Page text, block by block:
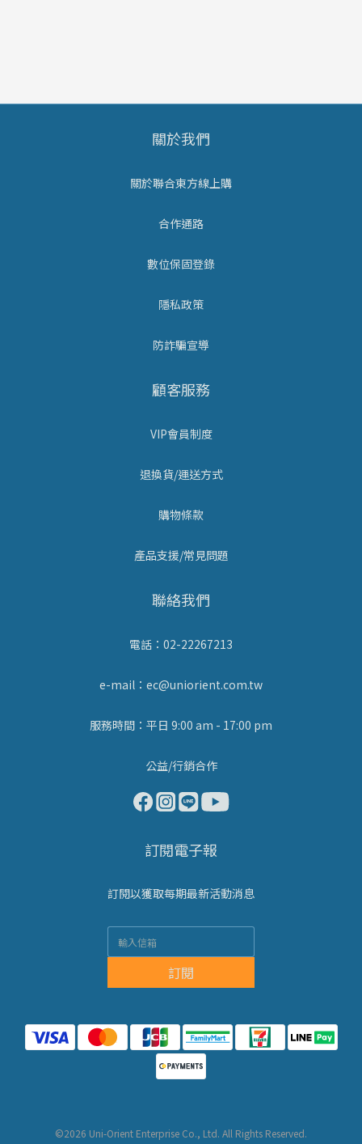
關於我們
關於聯合東方線上購
合作通路
數位保固登錄
隱私政策
防詐騙宣導
顧客服務
VIP會員制度
退換貨/運送方式
購物條款
產品支援/常見問題
聯絡我們
電話：02-22267213
e-mail：ec@uniorient.com.tw
服務時間：平日 9:00 am - 17:00 pm
公益/行銷合作
訂閱電子報
訂閱以獲取每期最新活動消息
訂閱
©2026 Uni-Orient Enterprise Co., Ltd. All Rights Reserved.